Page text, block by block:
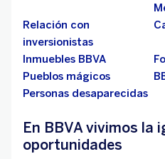
Relación con
inversionistas
Inmuebles BBVA
Pueblos mágicos
Personas desaparecidas
En BBVA vivimos la
oportunidades